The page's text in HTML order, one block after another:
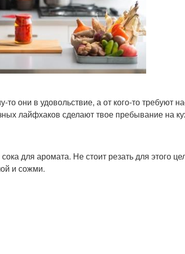
они в удовольствие, а от кого-то требуют
лайфхаков сделают твое пребывание на
для аромата. Не стоит резать для этого
и сожми.